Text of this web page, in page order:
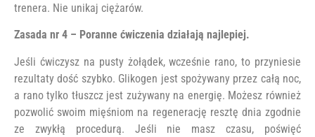
trenera. Nie unikaj ciężarów.
Zasada nr 4 – Poranne ćwiczenia działają najlepiej.
Jeśli ćwiczysz na pusty żołądek, wcześnie rano, to przyniesie
rezultaty dość szybko. Glikogen jest spożywany przez całą noc,
a rano tylko tłuszcz jest zużywany na energię. Możesz również
pozwolić swoim mięśniom na regenerację resztę dnia zgodnie
ze zwykłą procedurą. Jeśli nie masz czasu, poświęć